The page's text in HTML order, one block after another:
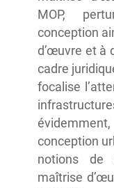
MOP,
conception
d’œuvre et à
cadre
focalise
conception
notions de
maîtrise